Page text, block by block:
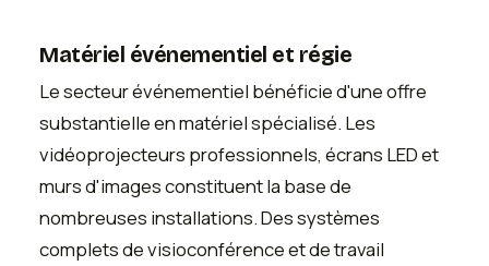
Matériel événementiel et régie
Le secteur événementiel bénéficie d'une offre
substantielle en matériel spécialisé. Les
vidéoprojecteurs professionnels, écrans LED et
murs d'images constituent la base de
nombreuses installations. Des systèmes
complets de visioconférence et de travail